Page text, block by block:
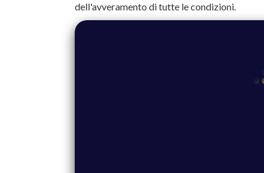
dell'avveramento di tutte le condizioni.